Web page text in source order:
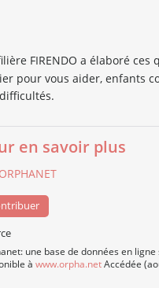
FIRENDO a élaboré
pour vous aider, enfants
en savoir plus
ORPHANET
une base de données en
à www.orpha.netAccédée